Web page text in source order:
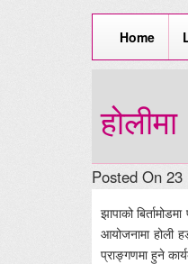
Home
Posted On
झापाको
आयोजनामा होली
प्राङ्गणमा हुने